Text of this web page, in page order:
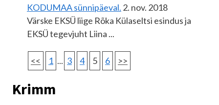
KODUMAA sünnipäeval. 2. nov. 2018
Värske EKSÜ liige Rõka Külaseltsi esindus ja
EKSÜ tegevjuht Liina ...
<< 1 ... 3 4 5 6 >>
Krimm